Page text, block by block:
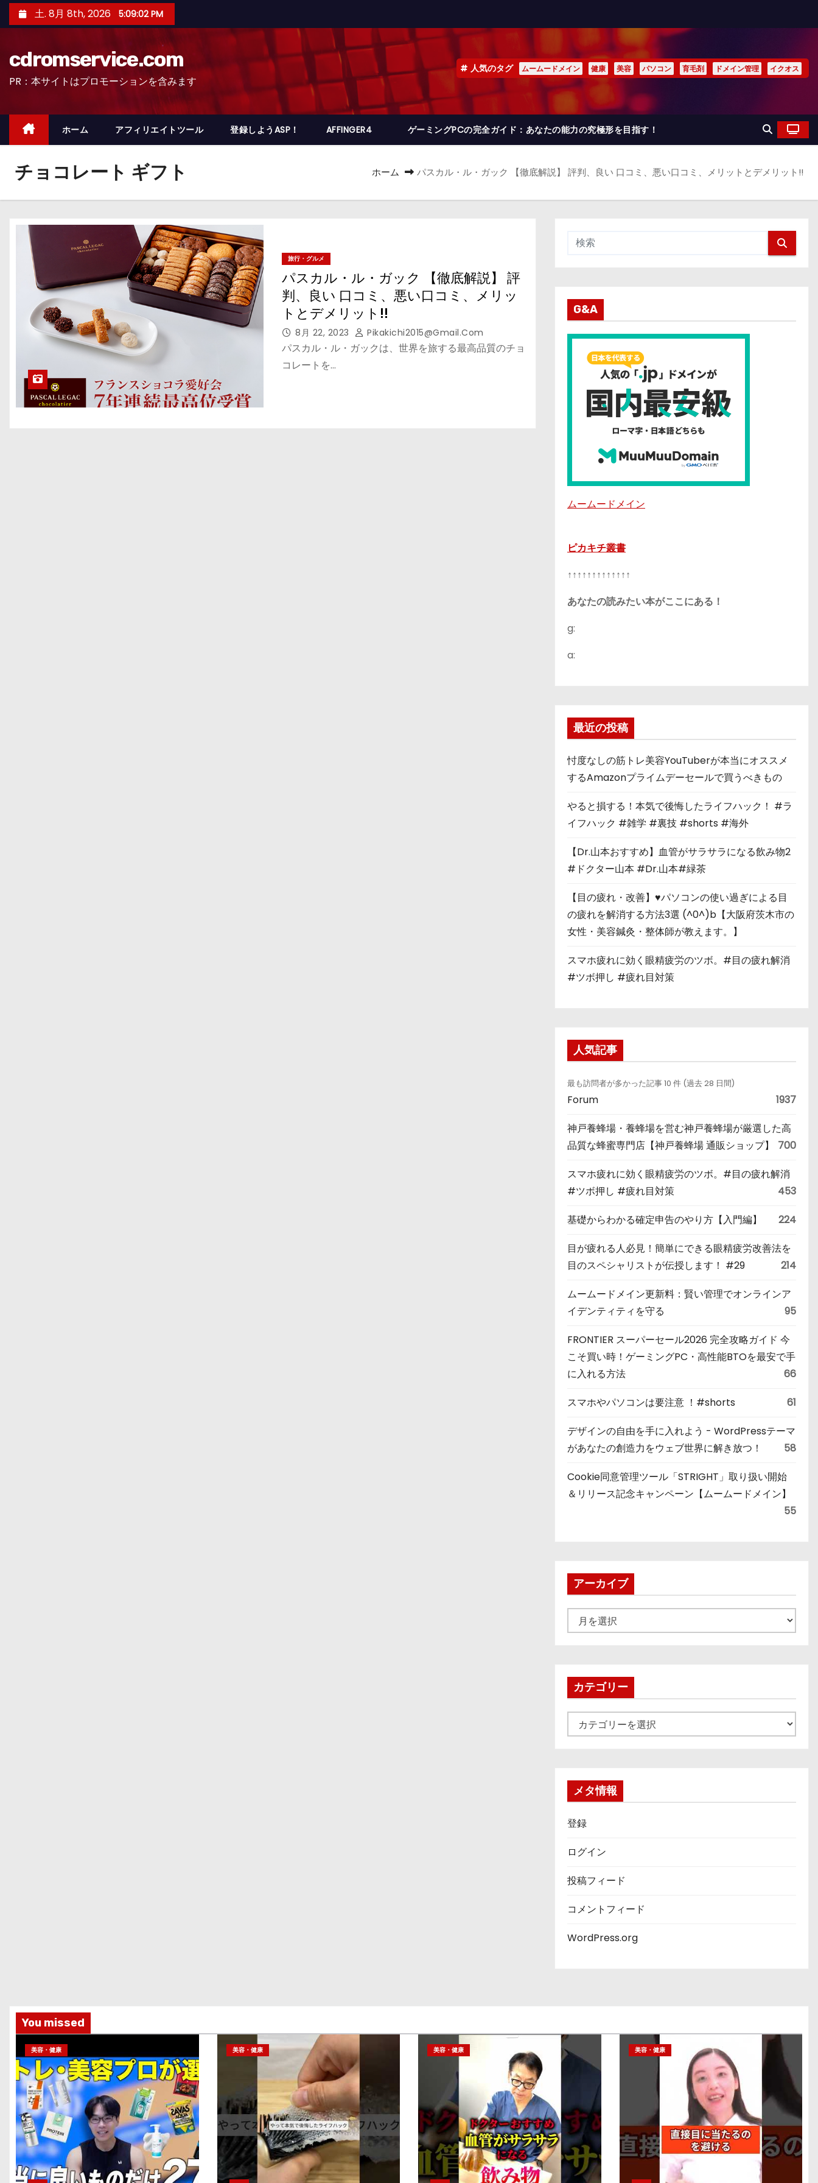
ン
ッ
土. 8月 8th, 2026 5:09:03 PM
cdromservice.com
PR：本サイトはプロモーションを含みます
人気のタグ ムームードメイン 健康 美容 パソコン 育毛剤 ドメイン管理 イクオス
ホーム アフィリエイトツール 登録しようASP！ AFFINGER4 ゲーミングPCの完全ガイド：あなたの能力の究極形を目指す！
チョコレート ギフト ホーム パスカル・ル・ガック 【徹底解説】 評判、良い 口コミ、悪い口コミ、メリットとデメリット!!
旅行・グルメ
パスカル・ル・ガック 【徹底解説】 評
判、良い 口コミ、悪い口コミ、メリッ
トとデメリット!!
8月 22, 2023 Pikakichi2015@gmail.com
パスカル・ル・ガックは、世界を旅する最高品質のチョ
コレートを…
G&A
ムームードメイン
ピカキチ叢書
↑↑↑↑↑↑↑↑↑↑↑↑↑
あなたの読みたい本がここにある！
g:
a:
最近の投稿
忖度なしの筋トレ美容YouTuberが本当にオススメ
するAmazonプライムデーセールで買うべきもの
やると損する！本気で後悔したライフハック！ #ラ
イフハック #雑学 #裏技 #shorts #海外
【Dr.山本おすすめ】血管がサラサラになる飲み物2
#ドクター山本 #Dr.山本#緑茶
【目の疲れ・改善】♥パソコンの使い過ぎによる目
の疲れを解消する方法3選 (^0^)b【大阪府茨木市の
女性・美容鍼灸・整体師が教えます。】
スマホ疲れに効く眼精疲労のツボ。#目の疲れ解消
#ツボ押し #疲れ目対策
人気記事
最も訪問者が多かった記事 10 件 (過去 28 日間)
Forum 1937
神戸養蜂場・養蜂場を営む神戸養蜂場が厳選した高
品質な蜂蜜専門店【神戸養蜂場 通販ショップ】
700
スマホ疲れに効く眼精疲労のツボ。#目の疲れ解消
#ツボ押し #疲れ目対策
453
基礎からわかる確定申告のやり方【入門編】 224
目が疲れる人必見！簡単にできる眼精疲労改善法を
目のスペシャリストが伝授します！ #29
214
ムームードメイン更新料：賢い管理でオンラインア
イデンティティを守る
95
FRONTIER スーパーセール2026 完全攻略ガイド 今
こそ買い時！ゲーミングPC・高性能BTOを最安で手
に入れる方法
66
スマホやパソコンは要注意 ！#shorts 61
デザインの自由を手に入れよう - WordPressテーマ
があなたの創造力をウェブ世界に解き放つ！
58
Cookie同意管理ツール「STRIGHT」取り扱い開始
＆リリース記念キャンペーン【ムームードメイン】
55
アーカイブ
ー
ブカテゴリー
テ
メタ情報
登録
ログイン
投稿フィード
コメントフィード
WordPress.org
You missed
美容・健康 美容・健康 美容・健康 美容・健康